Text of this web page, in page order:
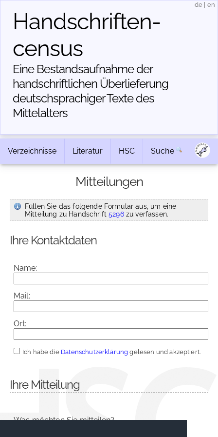
Handschriften­
census
Eine Bestandsaufnahme der
handschriftlichen Über­lieferung
deutschsprachiger Texte des
Mittelalters
de en
Verzeichnisse Literatur HSC Suche
Mitteilungen
Füllen Sie das folgende Formular aus, um eine
Mitteilung zu Handschrift5296zu verfassen.
Ihre Kontaktdaten
Name:
Mail:
Ort:
Ich habe die Datenschutzerklärung gelesen und akzeptiert.
Ihre Mitteilung
Was möchten Sie mitteilen?